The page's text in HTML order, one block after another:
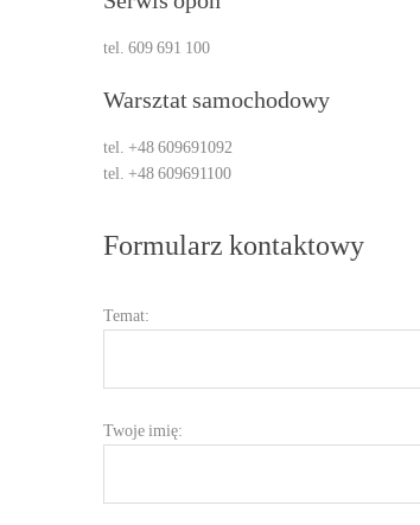
tel. 609 691 100
Warsztat samochodowy
tel. +48 609691092
tel. +48 609691100
Formularz kontaktowy
Temat:
Twoje imię: